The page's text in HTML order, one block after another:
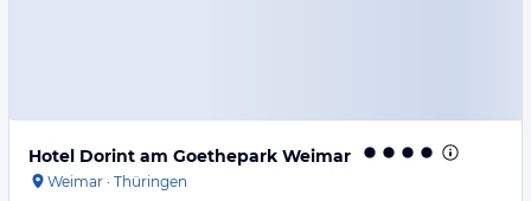
Hotel Dorint am Goethepark Weimar
Weimar · Thüringen